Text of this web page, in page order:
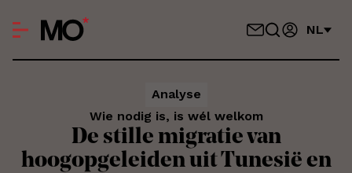
NL
Analyse
​​Wie nodig is, is wél welkom
De stille migratie van
hoogopgeleiden uit Tunesië en